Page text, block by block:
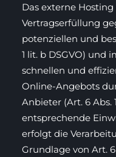
Das externe
Vertragserfüllung
potenziellen und
1 lit. b DSGVO) und
schnellen und
Online-Angebots
Anbieter (Art. 6 Abs.
entsprechende
erfolgt die
Grundlage von Art. 6